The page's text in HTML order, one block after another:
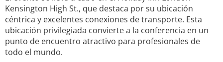
Kensington High St., que destaca por su ubicación
céntrica y excelentes conexiones de transporte. Esta
ubicación privilegiada convierte a la conferencia en un
punto de encuentro atractivo para profesionales de
todo el mundo.